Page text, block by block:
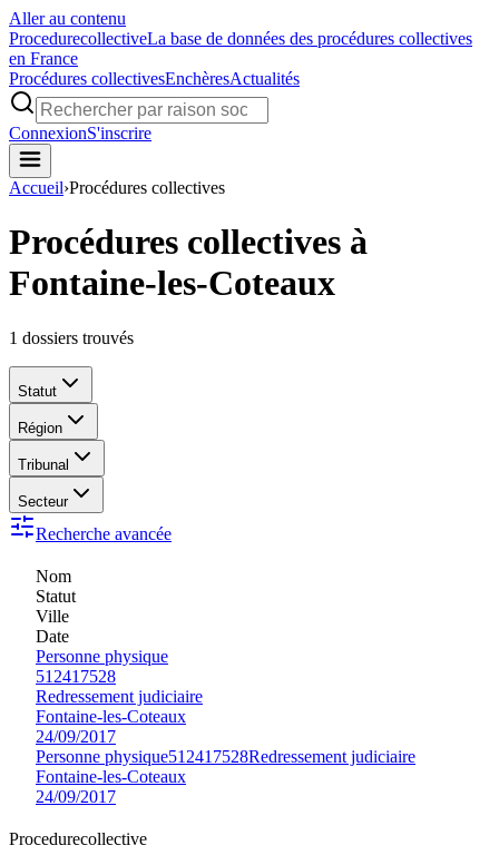
Aller au contenu
ProcedurecollectiveLa base de données des procédures collectives
en France
Procédures collectivesEnchèresActualités
ConnexionS'inscrire
Accueil›Procédures collectives
Procédures collectives à
Fontaine-les-Coteaux
1 dossiers trouvés
Statut
Région
Tribunal
Secteur
Recherche avancée
Nom
Statut
Ville
Date
Personne physique
512417528
Redressement judiciaire
Fontaine-les-Coteaux
24/09/2017
Personne physique512417528Redressement judiciaire
Fontaine-les-Coteaux
24/09/2017
Procedurecollective